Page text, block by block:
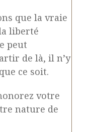
que la vraie
liberté
peut
de là, il n’y
ce soit.
votre
nature de